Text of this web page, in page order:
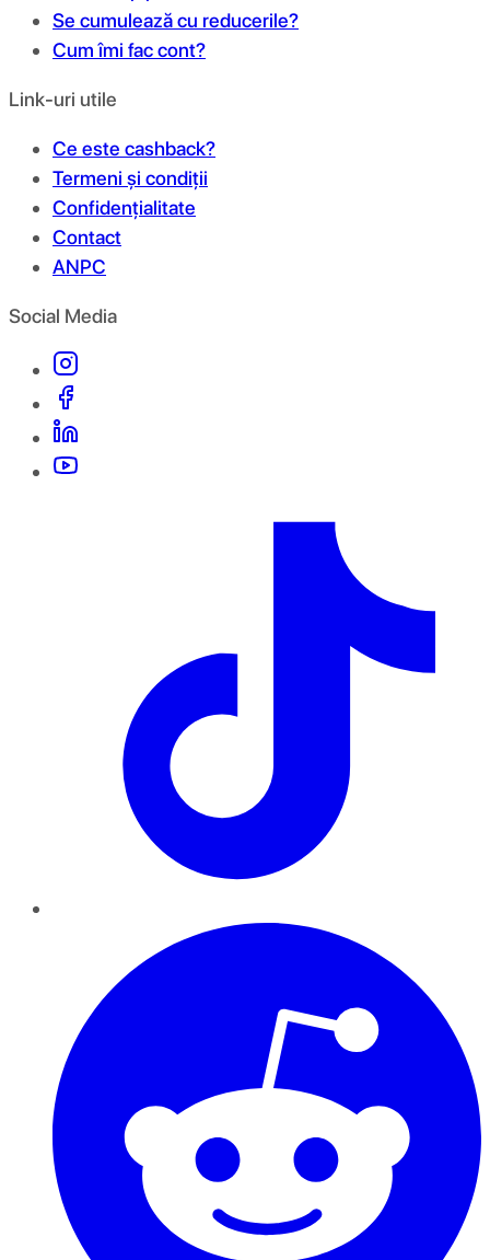
Se cumulează cu reducerile?
Cum îmi fac cont?
Link-uri utile
Ce este cashback?
Termeni și condiții
Confidențialitate
Contact
ANPC
Social Media